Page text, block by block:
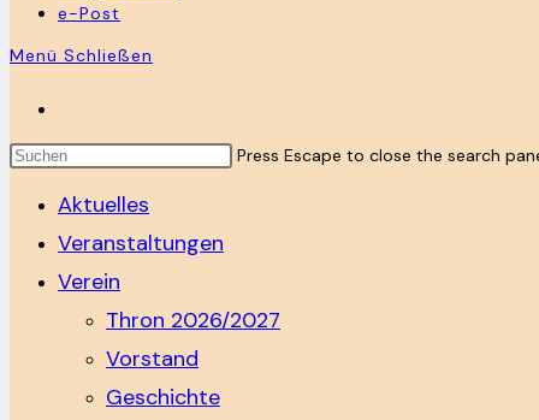
e-Post
Menü Schließen
Press Escape to close the search
Aktuelles
Veranstaltungen
Verein
Thron 2026/2027
Vorstand
Geschichte